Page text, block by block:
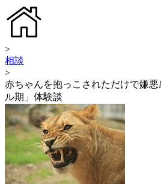
>
相談
>
赤ちゃんを抱っこされただけで嫌
ル期」体験談